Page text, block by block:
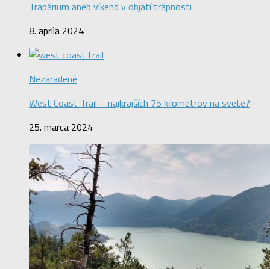
Trapárium aneb víkend v objatí trápnosti
8. apríla 2024
Nezaradené
West Coast Trail – najkrajších 75 kilometrov na svete?
25. marca 2024